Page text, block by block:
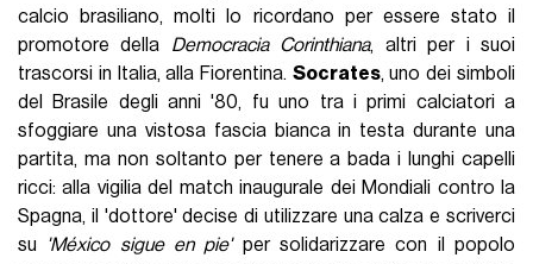
calcio brasiliano, molti lo ricordano per essere stato il
promotore della Democracia Corinthiana, altri per i suoi
trascorsi in Italia, alla Fiorentina. Socrates, uno dei simboli
del Brasile degli anni '80, fu uno tra i primi calciatori a
sfoggiare una vistosa fascia bianca in testa durante una
partita, ma non soltanto per tenere a bada i lunghi capelli
ricci: alla vigilia del match inaugurale dei Mondiali contro la
Spagna, il 'dottore' decise di utilizzare una calza e scriverci
su
'México sigue en pie'per solidarizzare con il popolo